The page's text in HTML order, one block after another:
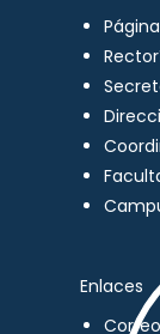
Enlaces